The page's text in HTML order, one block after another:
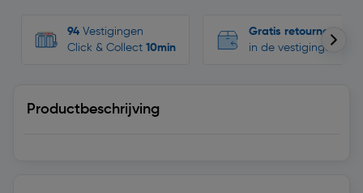
94 Vestigingen
Click & Collect 10min
Gratis retourneren
in de vestigingen
Productbeschrijving